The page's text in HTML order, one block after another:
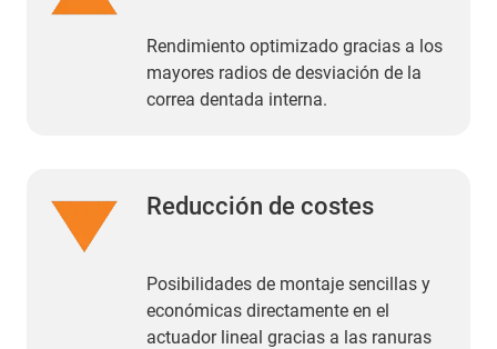
Rendimiento optimizado gracias a los
mayores radios de desviación de la
correa dentada interna.
Reducción de costes
Posibilidades de montaje sencillas y
económicas directamente en el
actuador lineal gracias a las ranuras